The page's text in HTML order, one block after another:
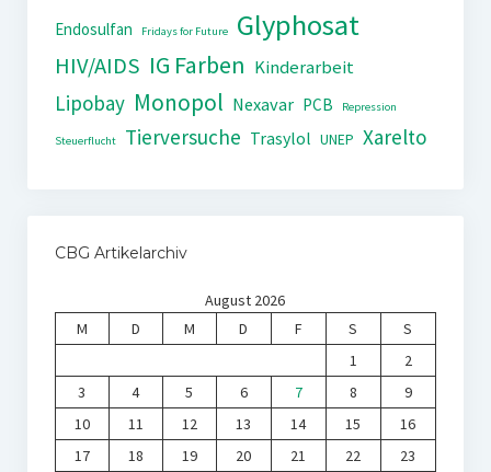
Endosulfan
Fridays for Future Glyphosat
HIV/AIDS IG Farben Kinderarbeit
Lipobay Monopol Nexavar PCB Repression
Steuerflucht Tierversuche Trasylol UNEP Xarelto
CBG Artikelarchiv
August 2026
M
D M D F S
S
1
2
3
4 5 6 7 8
9
10
11 12 13 14 15
16
17
18 19 20 21 22 23